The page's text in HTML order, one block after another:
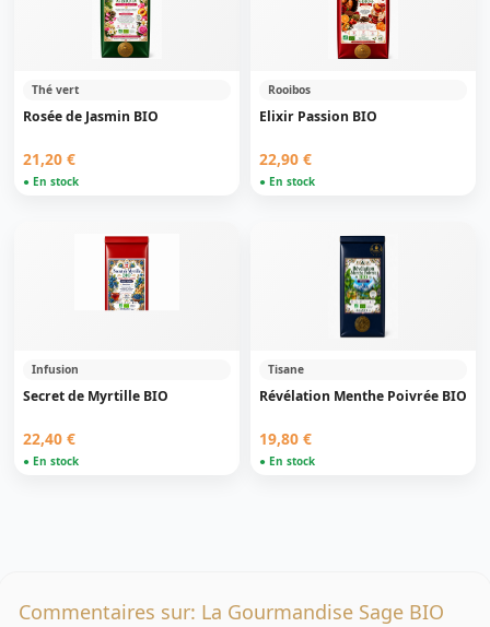
Thé vert
Rosée de Jasmin BIO
21,20 €
● En stock
Rooibos
Elixir Passion BIO
22,90 €
● En stock
Infusion
Secret de Myrtille BIO
22,40 €
● En stock
Tisane
Révélation Menthe Poivrée BIO
19,80 €
● En stock
Commentaires sur: La Gourmandise Sage BIO